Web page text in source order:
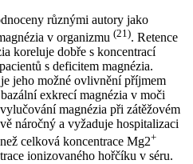
různými autory jako
v organizmu (21). Retence
koreluje dobře s koncentrací
s deficitem magnézia.
jeho možné ovlivnění příjmem
exkrecí magnézia v moči
magnézia při zátěžovém
náročný a vyžaduje hospitalizaci
celková koncentrace Mg2+
ionizovaného hořčíku v séru.